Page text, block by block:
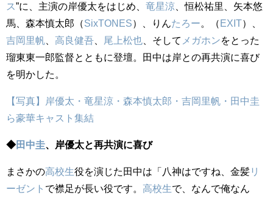
ス ”に、主演の岸優太をはじめ、 竜星涼 、恒松祐里、矢本悠
馬、森本慎太郎（SixTONES）、りん たろー 。（ EXIT）、
吉岡里帆
高良健吾 尾上松也 、そして メガホンをとった
瑠東東一郎監督とともに登壇。田中は岸との再共演に喜び
を明かした。
【写真】岸優太・竜星涼・森本慎太郎・吉岡里帆・田中圭
ら豪華キャスト集結
◆田中圭 、岸優太と再共演に喜び
まさかの高校生役を演じた田中は「八神はですね、金髪リ
ーゼント で襟足が長い役です。 高校生で、なんで俺なん